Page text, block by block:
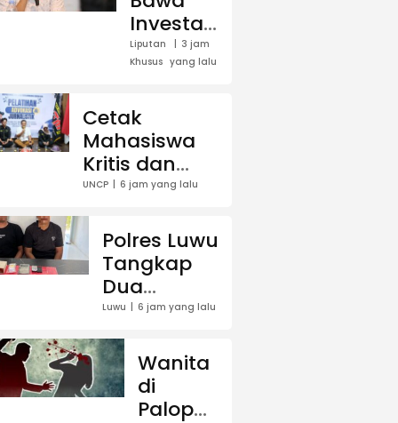
Investasi
Ratusan
Triliun,
Tenaga
Kerja
Jadi
Taruhan
Polemik
Lahan
Laoli
Liputan
Khusus
3 jam
yang lalu
Cetak
Mahasiswa
Kritis dan
Berpengaruh,
BEM UNCP
Gelar
Pelatihan
Advokasi dan
Jurnalistik
UNCP 6 jam yang lalu
Polres Luwu
Tangkap
Dua
Saudara
Kandung
Diduga
Edarkan
Sabu di
Luwu 6 jam yang lalu
Wanita
di
Palopo